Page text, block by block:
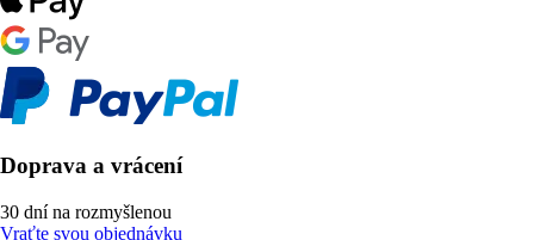
Doprava a vrácení
30 dní na rozmyšlenou
Vraťte svou objednávku